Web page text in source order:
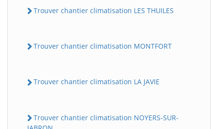
Trouver chantier climatisation LES THUILES
Trouver chantier climatisation MONTFORT
Trouver chantier climatisation LA JAVIE
Trouver chantier climatisation NOYERS-SUR-